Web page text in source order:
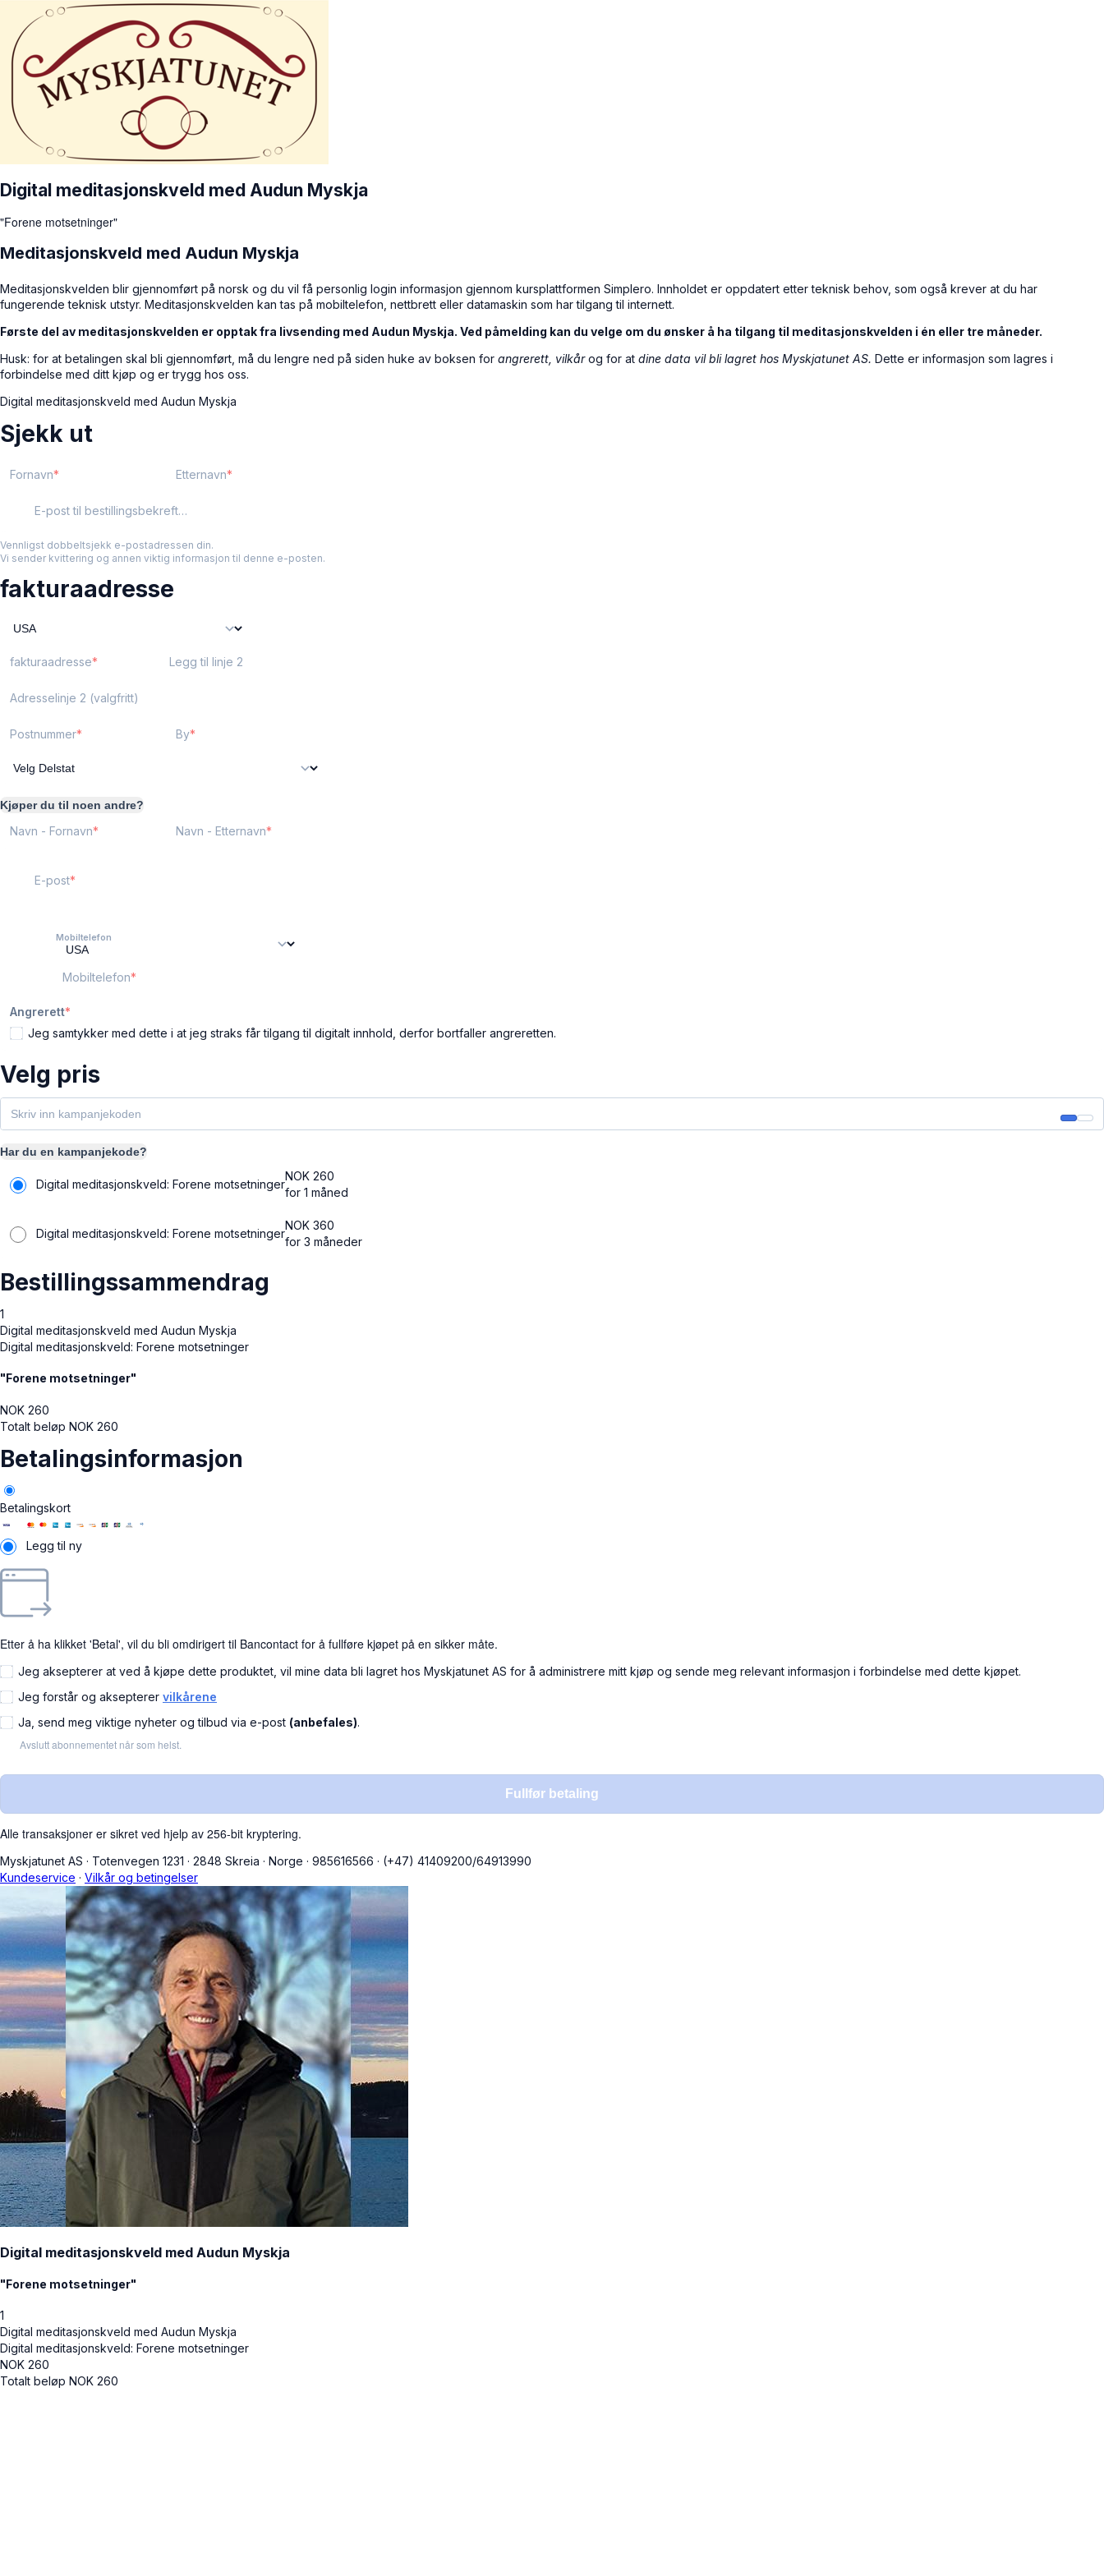
Digital meditasjonskveld med Audun Myskja
"Forene motsetninger"
Meditasjonskveld med Audun Myskja
Meditasjonskvelden blir gjennomført på norsk og du vil få personlig login informasjon gjennom kursplattformen Simplero. Innholdet er oppdatert etter teknisk behov, som også krever at du har
fungerende teknisk utstyr. Meditasjonskvelden kan tas på mobiltelefon, nettbrett eller datamaskin som har tilgang til internett.
Første del av meditasjonskvelden er opptak fra livsending med Audun Myskja. Ved påmelding kan du velge om du ønsker å ha tilgang til meditasjonskvelden i én eller tre måneder.
Husk: for at betalingen skal bli gjennomført, må du lengre ned på siden huke av boksen for angrerett, vilkårog for at dine data vil bli lagret hos Myskjatunet AS. Dette er informasjon som lagres i
forbindelse med ditt kjøp og er trygg hos oss.
Digital meditasjonskveld med Audun Myskja
Sjekk ut
Fornavn Etternavn
E-post til bestillingsbekreftelse
Vennligst dobbeltsjekk e-postadressen din.
Vi sender kvittering og annen viktig informasjon til denne e-posten.
fakturaadresse
fakturaadresse Legg til linje 2
Adresselinje 2 (valgfritt)
Postnummer By
Kjøper du til noen andre?
Navn - Fornavn Navn - Etternavn
E-post
Mobiltelefon
Mobiltelefon
Angrerett
Jeg samtykker med dette i at jeg straks får tilgang til digitalt innhold, derfor bortfaller angreretten.
Velg pris
Har du en kampanjekode?
Digital meditasjonskveld: Forene motsetninger
NOK 260
for 1 måned
Digital meditasjonskveld: Forene motsetninger
NOK 360
for 3 måneder
Bestillingssammendrag
1
Digital meditasjonskveld med Audun Myskja
Digital meditasjonskveld: Forene motsetninger
"Forene motsetninger"
NOK 260
Totalt beløp NOK 260
Betalingsinformasjon
Betalingskort
Legg til ny
Etter å ha klikket 'Betal', vil du bli omdirigert til Bancontact for å fullføre kjøpet på en sikker måte.
Jeg aksepterer at ved å kjøpe dette produktet, vil mine data bli lagret hos Myskjatunet AS for å administrere mitt kjøp og sende meg relevant informasjon i forbindelse med dette kjøpet.
Jeg forstår og aksepterer vilkårene
Ja, send meg viktige nyheter og tilbud via e-post (anbefales).
Avslutt abonnementet når som helst.
Fullfør betaling
Alle transaksjoner er sikret ved hjelp av 256-bit kryptering.
Myskjatunet AS · Totenvegen 1231 · 2848 Skreia · Norge · 985616566 · (+47) 41409200/64913990
Kundeservice · Vilkår og betingelser
Digital meditasjonskveld med Audun Myskja
"Forene motsetninger"
1
Digital meditasjonskveld med Audun Myskja
Digital meditasjonskveld: Forene motsetninger
NOK 260
Totalt beløp NOK 260